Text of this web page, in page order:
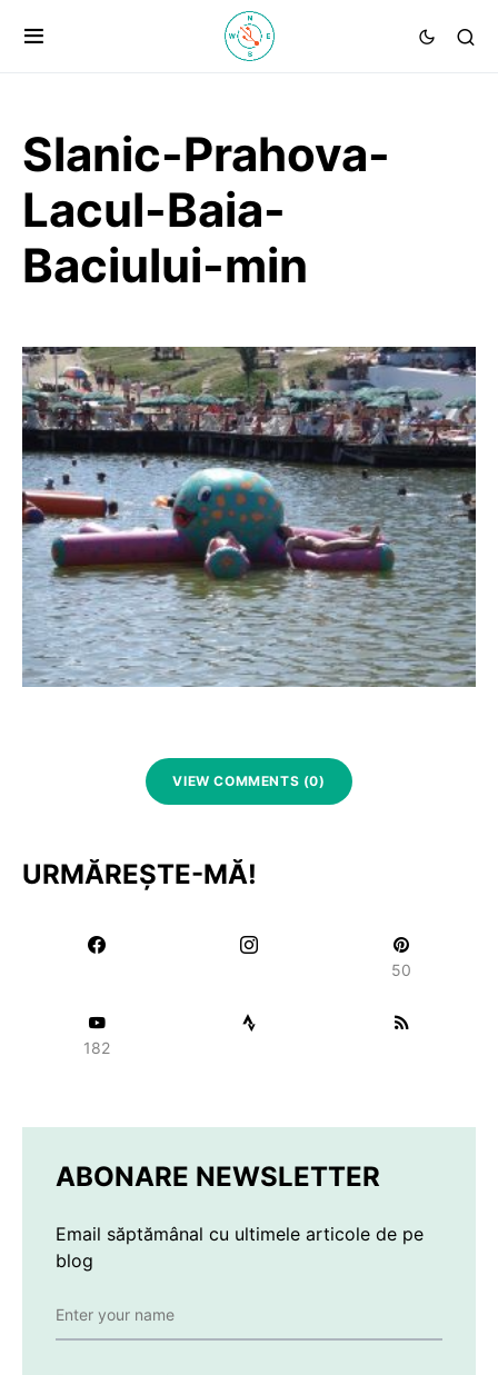
Slanic-Prahova-
Lacul-Baia-
Baciului-min
VIEW COMMENTS (0)
URMĂREȘTE-MĂ!
50
182
ABONARE NEWSLETTER
Email săptămânal cu ultimele articole de pe
blog